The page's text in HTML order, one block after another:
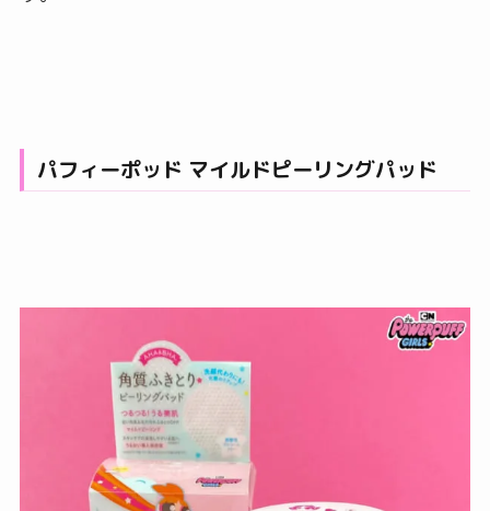
パフィーポッド マイルドピーリングパッド